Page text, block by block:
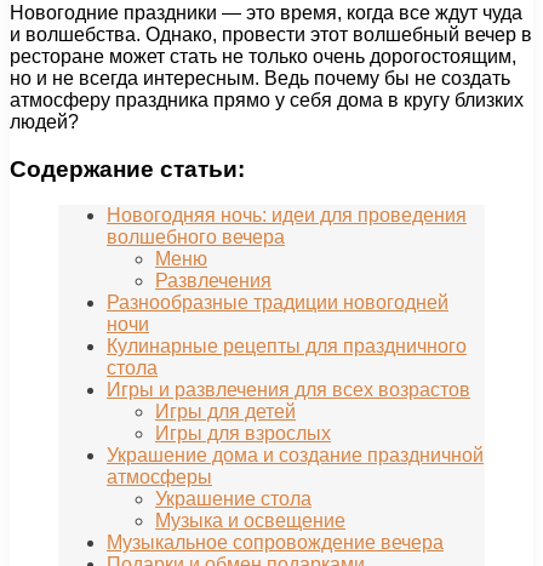
Новогодние праздники — это время, когда все ждут чуда
и волшебства. Однако, провести этот волшебный вечер в
ресторане может стать не только очень дорогостоящим,
но и не всегда интересным. Ведь почему бы не создать
атмосферу праздника прямо у себя дома в кругу близких
людей?
Содержание статьи:
Новогодняя ночь: идеи для проведения
волшебного вечера
Меню
Развлечения
Разнообразные традиции новогодней
ночи
Кулинарные рецепты для праздничного
стола
Игры и развлечения для всех возрастов
Игры для детей
Игры для взрослых
Украшение дома и создание праздничной
атмосферы
Украшение стола
Музыка и освещение
Музыкальное сопровождение вечера